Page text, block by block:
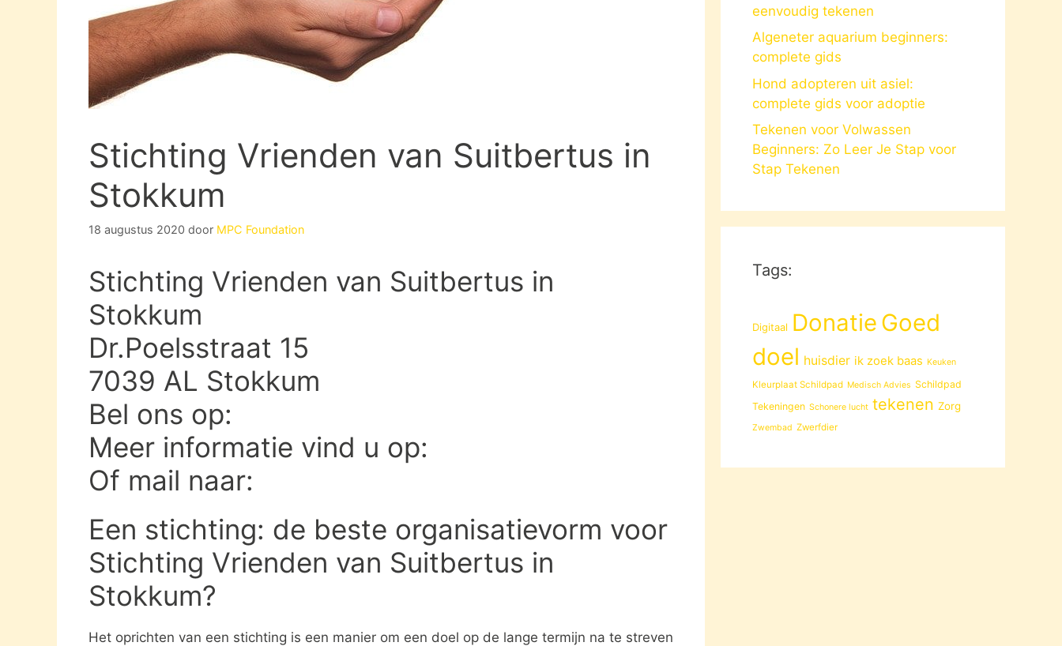
Stichting Vrienden van Suitbertus in
Stokkum
18 augustus 2020 door MPC Foundation
Stichting Vrienden van Suitbertus in
Stokkum
Dr.Poelsstraat 15
7039 AL Stokkum
Bel ons op:
Meer informatie vind u op:
Of mail naar:
Een stichting: de beste organisatievorm voor
Stichting Vrienden van Suitbertus in
Stokkum?
Het oprichten van een stichting is een manier om een doel op de lange termijn na te streven
eenvoudig tekenen
Algeneter aquarium beginners:
complete gids
Hond adopteren uit asiel:
complete gids voor adoptie
Tekenen voor Volwassen
Beginners: Zo Leer Je Stap voor
Stap Tekenen
Tags:
Digitaal Donatie Goed
doel huisdier ik zoek baas Keuken
Kleurplaat Schildpad Medisch Advies Schildpad
Tekeningen Schonere lucht tekenen Zorg
Zwembad Zwerfdier